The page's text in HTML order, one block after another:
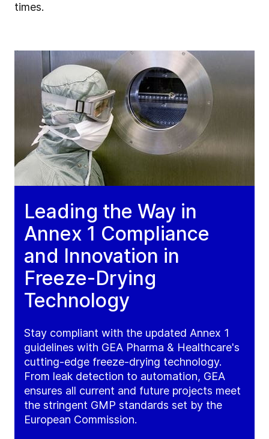
times.
Leading the Way in
Annex 1 Compliance
and Innovation in
Freeze-Drying
Technology
Stay compliant with the updated Annex 1
guidelines with GEA Pharma & Healthcare's
cutting-edge freeze-drying technology.
From leak detection to automation, GEA
ensures all current and future projects meet
the stringent GMP standards set by the
European Commission.